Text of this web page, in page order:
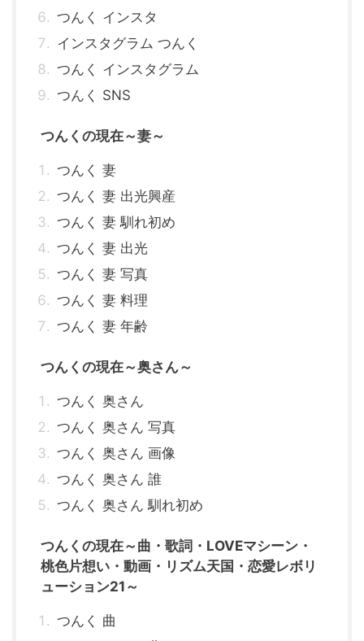
つんく インスタ
インスタグラム つんく
つんく インスタグラム
つんく SNS
つんくの現在～妻～
つんく 妻
つんく 妻 出光興産
つんく 妻 馴れ初め
つんく 妻 出光
つんく 妻 写真
つんく 妻 料理
つんく 妻 年齢
つんくの現在～奥さん～
つんく 奥さん
つんく 奥さん 写真
つんく 奥さん 画像
つんく 奥さん 誰
つんく 奥さん 馴れ初め
つんくの現在～曲・歌詞・LOVEマシーン・
桃色片想い・動画・リズム天国・恋愛レボリ
ューション21～
つんく 曲